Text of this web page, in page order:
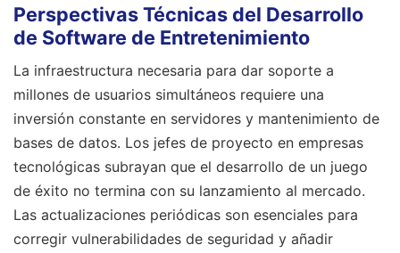
Perspectivas Técnicas del Desarrollo
de Software de Entretenimiento
La infraestructura necesaria para dar soporte a
millones de usuarios simultáneos requiere una
inversión constante en servidores y mantenimiento de
bases de datos. Los jefes de proyecto en empresas
tecnológicas subrayan que el desarrollo de un juego
de éxito no termina con su lanzamiento al mercado.
Las actualizaciones periódicas son esenciales para
corregir vulnerabilidades de seguridad y añadir